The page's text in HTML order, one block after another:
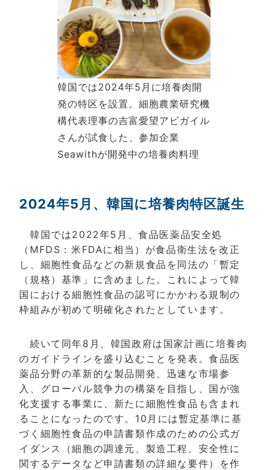
韓国では2024年5月に培養肉開
発の特区を設置。細胞農業研究機
構代表理事の吉富愛望アビガイル
さんが試食した、参加企業
Seawithが開発中の培養肉料理
2024年5月、韓国に培養肉特区誕生
韓国では2022年5月、食品医薬品安全処
（MFDS：米FDAに相当）が食品衛生法を改正
し、細胞性食品などの新規食品を同法の「暫定
（規格）基準」に含めました。これによって韓
国における細胞性食品の認可にかかわる規制の
枠組みが初めて明確化されたとしています。
続いて同年8月、韓国政府は国家計画に培養肉
のガイドラインを盛り込むことを発表。食品医
薬品分野の革新的な製品開発、迅速な市場参
入、グローバル競争力の構築を目指し、国が強
化支援する事業に、新たに細胞性食品も含まれ
ることになったのです。10月には暫定基準に基
づく細胞性食品の申請書類作成のための公式ガ
イダンス（細胞の調達元、製造工程、安全性に
関するデータなど申請書類の詳細な要件）を作